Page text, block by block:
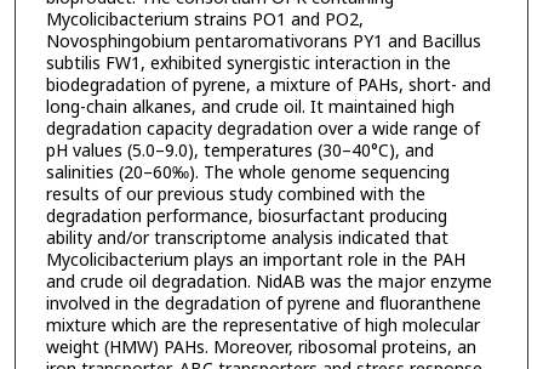
Mycolicibacterium strains PO1 and PO2,
Novosphingobium pentaromativorans PY1 and Bacillus
subtilis FW1, exhibited synergistic interaction in the
biodegradation of pyrene, a mixture of PAHs, short- and
long-chain alkanes, and crude oil. It maintained high
degradation capacity degradation over a wide range of
pH values (5.0–9.0), temperatures (30–40°C), and
salinities (20–60‰). The whole genome sequencing
results of our previous study combined with the
degradation performance, biosurfactant producing
ability and/or transcriptome analysis indicated that
Mycolicibacterium plays an important role in the PAH
and crude oil degradation. NidAB was the major enzyme
involved in the degradation of pyrene and fluoranthene
mixture which are the representative of high molecular
weight (HMW) PAHs. Moreover, ribosomal proteins, an